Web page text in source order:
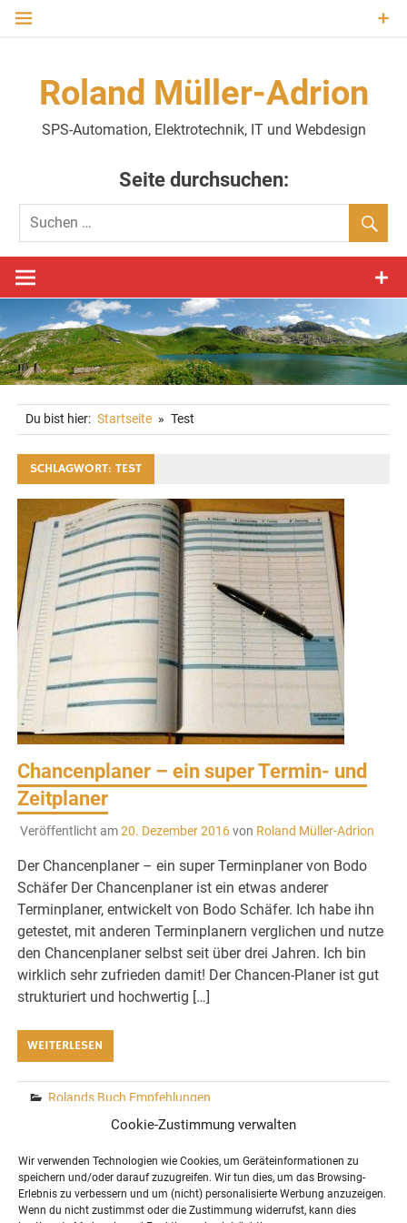
Cookie-Zustimmung verwalten
Wir verwenden Technologien wie Cookies, um Geräteinformationen zu
speichern und/oder darauf zuzugreifen. Wir tun dies, um das Browsing-
Erlebnis zu verbessern und um (nicht) personalisierte Werbung anzuzeigen.
Wenn du nicht zustimmst oder die Zustimmung widerrufst, kann dies
Zum
Roland Müller-Adrion
SPS-Automation, Elektrotechnik, IT und Webdesign
Seite durchsuchen:
Du bist hier: Startseite Test
SCHLAGWORT:TEST
Chancenplaner – ein super Termin- und
Zeitplaner
Veröffentlicht am20. Dezember 2016von Roland Müller-Adrion
Der Chancenplaner – ein super Terminplaner von Bodo
Schäfer Der Chancenplaner ist ein etwas anderer
Terminplaner, entwickelt von Bodo Schäfer. Ich habe ihn
getestet, mit anderen Terminplanern verglichen und nutze
den Chancenplaner selbst seit über drei Jahren. Ich bin
wirklich sehr zufrieden damit! Der Chancen-Planer ist gut
strukturiert und hochwertig […]
WEITERLESEN
Rolands Buch Empfehlungen
Kommentar hinterlassen
COPYRIGHT BY ROLAND MÜLLER-ADRION